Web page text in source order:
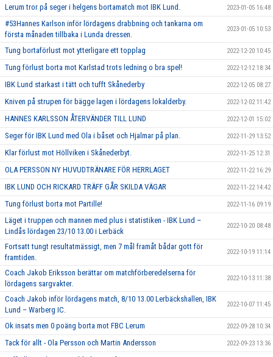
Lerum tror på seger i helgens bortamatch mot IBK Lund. 2023-01-05 16:48
#53Hannes Karlson inför lördagens drabbning och tankarna om
första månaden tillbaka i Lunda dressen.
2023-01-05 10:53
Tung bortaförlust mot ytterligare ett topplag 2022-12-20 10:45
Tung förlust borta mot Karlstad trots ledning o bra spel! 2022-12-12 18:34
IBK Lund starkast i tätt och tufft Skånederby 2022-12-05 08:27
Kniven på strupen för bägge lagen i lördagens lokalderby. 2022-12-02 11:42
HANNES KARLSSON ÅTERVÄNDER TILL LUND 2022-12-01 15:02
Seger för IBK Lund med Ola i båset och Hjalmar på plan. 2022-11-29 13:52
Klar förlust mot Höllviken i Skånederbyt. 2022-11-25 12:31
OLA PERSSON NY HUVUDTRÄNARE FÖR HERRLAGET 2022-11-22 16:29
IBK LUND OCH RICKARD TRÄFF GÅR SKILDA VÄGAR 2022-11-22 14:42
Tung förlust borta mot Partille! 2022-11-16 09:19
Läget i truppen och mannen med plus i statistiken - IBK Lund –
Lindås lördagen 23/10 13.00 i Lerbäck
2022-10-20 08:48
Fortsatt tungt resultatmässigt, men 7 mål framåt bådar gott för
framtiden.
2022-10-19 11:14
Coach Jakob Eriksson berättar om matchförberedelserna för
lördagens sargvakter.
2022-10-13 11:38
Coach Jakob inför lördagens match, 8/10 13.00 Lerbäckshallen, IBK
Lund – Warberg IC.
2022-10-07 11:45
Ok insats men 0 poäng borta mot FBC Lerum 2022-09-28 10:34
Tack för allt - Ola Persson och Martin Andersson 2022-09-23 13:36